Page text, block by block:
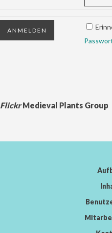
FlickrMedieval Plants Group